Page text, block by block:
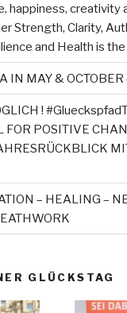
happiness, creativity
Strength, Clarity,
and Health is
IN MAY &
!
FOR POSITIVE
– HEALING –
GLÜCKSTAG